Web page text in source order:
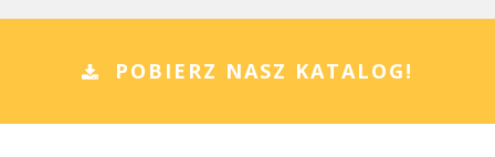
POBIERZ NASZ KATALOG!